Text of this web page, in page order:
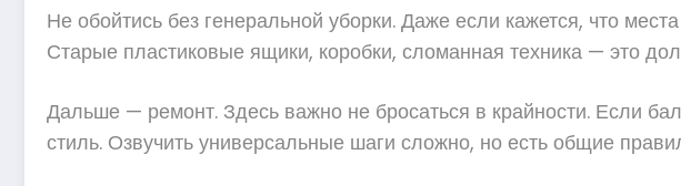
Не обойтись без генеральной уборки. Даже если кажется, что
Старые пластиковые ящики, коробки, сломанная техника — это
Дальше — ремонт. Здесь важно не бросаться в крайности. Если
стиль. Озвучить универсальные шаги сложно, но есть общие